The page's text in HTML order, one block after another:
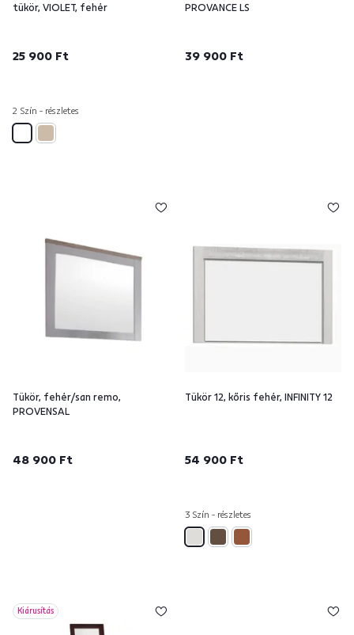
tükör, VIOLET, fehér
25 900 Ft
2 Szín - részletes
PROVANCE LS
39 900 Ft
Tükör, fehér/san remo,
PROVENSAL
48 900 Ft
Tükör 12, kőris fehér, INFINITY 12
54 900 Ft
3 Szín - részletes
Kiárusítás